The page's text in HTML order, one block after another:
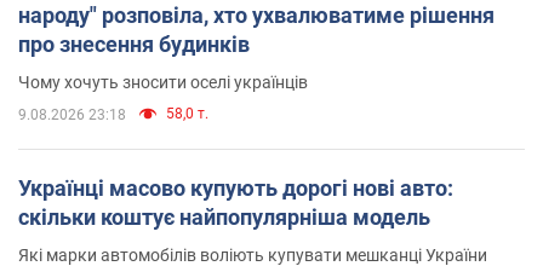
народу" розповіла, хто ухвалюватиме рішення
про знесення будинків
Чому хочуть зносити оселі українців
9.08.2026 23:18 58,0 т.
Українці масово купують дорогі нові авто:
скільки коштує найпопулярніша модель
Які марки автомобілів воліють купувати мешканці України